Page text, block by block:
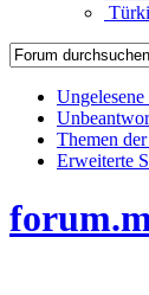
Themen
Erweiterte